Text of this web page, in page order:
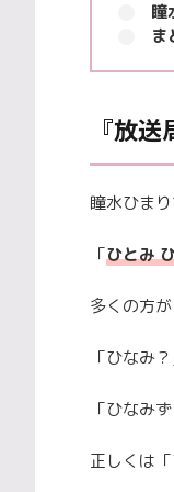
瞳
ま
『放
瞳水ひま
「ひとみ
多くの方が
「ひなみ？
「ひなみ
正しくは